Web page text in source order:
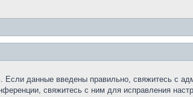
данные введены правильно, свяжитесь с
свяжитесь с ним для исправления